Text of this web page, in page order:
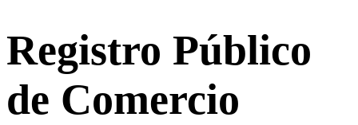
Registro Público
de Comercio